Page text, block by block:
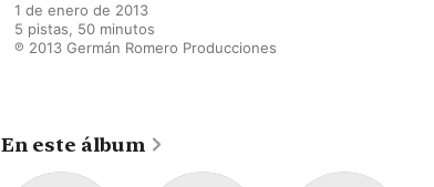
1 de enero de 2013
5 pistas, 50 minutos
℗ 2013 Germán Romero Producciones
En este álbum